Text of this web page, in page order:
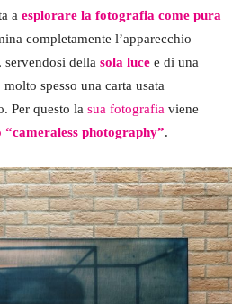
a esplorare la fotografia come pura
completamente l’apparecchio
della sola luce e di una
molto spesso una carta usata
Per questo la sua fotografia viene
photography”.